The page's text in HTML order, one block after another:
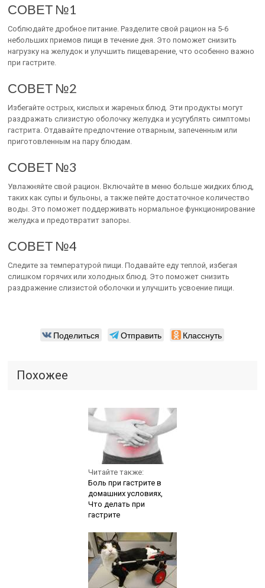
СОВЕТ №1
Соблюдайте дробное питание. Разделите свой рацион на 5-6
небольших приемов пищи в течение дня. Это поможет снизить
нагрузку на желудок и улучшить пищеварение, что особенно важно
при гастрите.
СОВЕТ №2
Избегайте острых, кислых и жареных блюд. Эти продукты могут
раздражать слизистую оболочку желудка и усугублять симптомы
гастрита. Отдавайте предпочтение отварным, запеченным или
приготовленным на пару блюдам.
СОВЕТ №3
Увлажняйте свой рацион. Включайте в меню больше жидких блюд,
таких как супы и бульоны, а также пейте достаточное количество
воды. Это поможет поддерживать нормальное функционирование
желудка и предотвратит запоры.
СОВЕТ №4
Следите за температурой пищи. Подавайте еду теплой, избегая
слишком горячих или холодных блюд. Это поможет снизить
раздражение слизистой оболочки и улучшить усвоение пищи.
Поделиться Отправить Класснуть
Похожее
Читайте также:
Боль при гастрите в
домашних условиях,
Что делать при
гастрите